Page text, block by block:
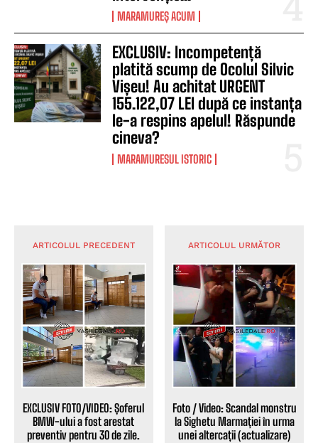
MARAMUREȘ ACUM
EXCLUSIV: Incompetență
platită scump de Ocolul Silvic
Vișeu! Au achitat URGENT
155.122,07 LEI după ce instanța
le-a respins apelul! Răspunde
cineva?
MARAMURESUL ISTORIC
ARTICOLUL PRECEDENT
EXCLUSIV FOTO/VIDEO: Șoferul
BMW-ului a fost arestat
preventiv pentru 30 de zile.
ARTICOLUL URMĂTOR
Foto / Video: Scandal monstru
la Sighetu Marmației în urma
unei altercații (actualizare)